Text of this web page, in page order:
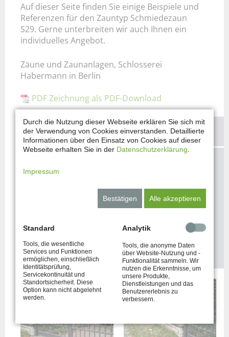
Auf dieser Seite finden Sie einige Beispiele und
Referenzen für den Zauntyp Schmiedezaun
S29. Gerne unterbreiten wir auch Ihnen ein
individuelles Angebot.
Zäune und Zaunanlagen, Schlosserei
Habermann in Berlin
PDF Zeichnung als PDF-Download
KONTAKTIEREN SIE UNS!
Vorstellungen mit uns besprechen?
Sie haben Interesse an einem unserer
JETZT ANFRAGEN
Durch die Nutzung dieser Webseite erklären Sie sich mit
der Verwendung von Cookies einverstanden. Detaillierte
Informationen über den Einsatz von Cookies auf dieser
Webseite erhalten Sie in der Datenschutzerklärung
Impressum
Bestätigen Alle akzeptieren
Standard
Tools, die wesentliche
Services und Funktionen
ermöglichen, einschließlich
Identitätsprüfung,
Servicekontinuität und
Standortsicherheit. Diese
Option kann nicht abgelehnt
werden.
Analytik
Tools, die anonyme Daten
über Website-Nutzung und -
Funktionalität sammeln. Wir
nutzen die Erkenntnisse, um
unsere Produkte,
Dienstleistungen und das
Benutzererlebnis zu
verbessern.